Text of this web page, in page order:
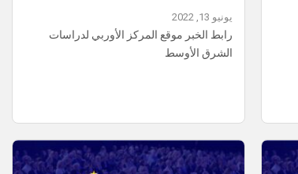
يونيو 13, 2022
رابط الخبر موقع المركز الأوربي لدراسات
الشرق الأوسط